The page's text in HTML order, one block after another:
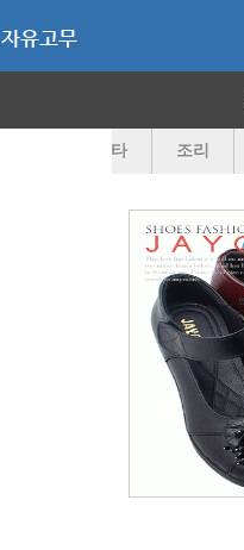
자유고무
기타 조리